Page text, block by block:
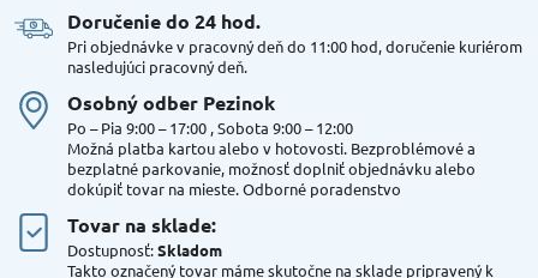
Doručenie do 24 hod​.
Pri objednávke v pracovný deň do 11:00 hod, doručenie kuriérom
nasledujúci pracovný deň.
Osobný odber Pezinok
Po – Pia 9:00 – 17:00 , Sobota 9:00 – 12:00
Možná platba kartou alebo v hotovosti. Bezproblémové a
bezplatné parkovanie, možnosť doplniť objednávku alebo
dokúpiť tovar na mieste. Odborné poradenstvo
Tovar na sklade:
Dostupnosť:Skladom
Takto označený tovar máme skutočne na sklade pripravený k